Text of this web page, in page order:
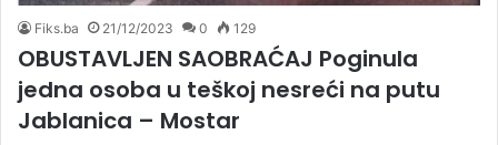
Fiks.ba 21/12/2023 0 129
OBUSTAVLJEN SAOBRAĆAJ Poginula
jedna osoba u teškoj nesreći na putu
Jablanica – Mostar